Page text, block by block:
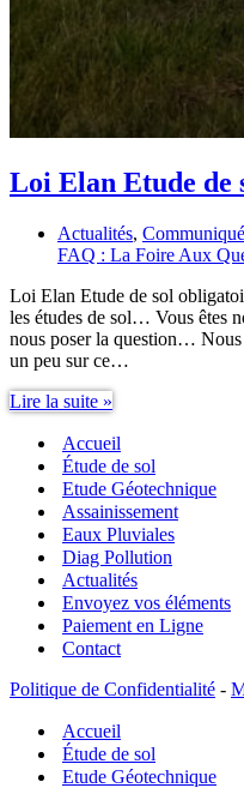
Loi Elan Etude de
Actualités,
FAQ : La Foire Aux
Loi Elan Etude de sol
les études de sol… Vous êtes
nous poser la question… Nous
un peu sur ce…
Lire la suite »
Etude
de
sol
obligatoire
Accueil
Étude de sol
Etude Géotechnique
Assainissement
Eaux Pluviales
Diag Pollution
Actualités
Envoyez vos éléments
Paiement en Ligne
Contact
Politique de Confidentialité -
Accueil
Étude de sol
Etude Géotechnique